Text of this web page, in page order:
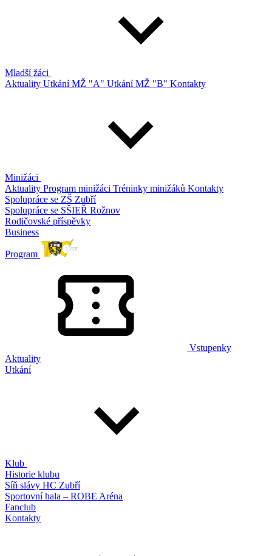
Mladší žáci
Aktuality Utkání MŽ "A" Utkání MŽ "B" Kontakty
Minižáci
Aktuality Program minižáci Tréninky minižáků Kontakty
Spolupráce se ZŠ Zubří
Spolupráce se SŠIEŘ Rožnov
Rodičovské příspěvky
Business
Program
Vstupenky
Aktuality
Utkání
Klub
Historie klubu
Síň slávy HC Zubří
Sportovní hala – ROBE Aréna
Fanclub
Kontakty